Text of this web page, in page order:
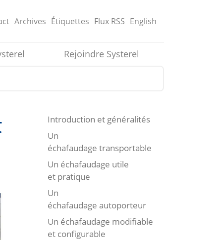
Archives Étiquettes Flux RSS English
Rejoindre Systerel
Introduction et généralités
Un
échafaudage transportable
Un échafaudage utile
et pratique
Un
échafaudage autoporteur
Un échafaudage modifiable
et configurable